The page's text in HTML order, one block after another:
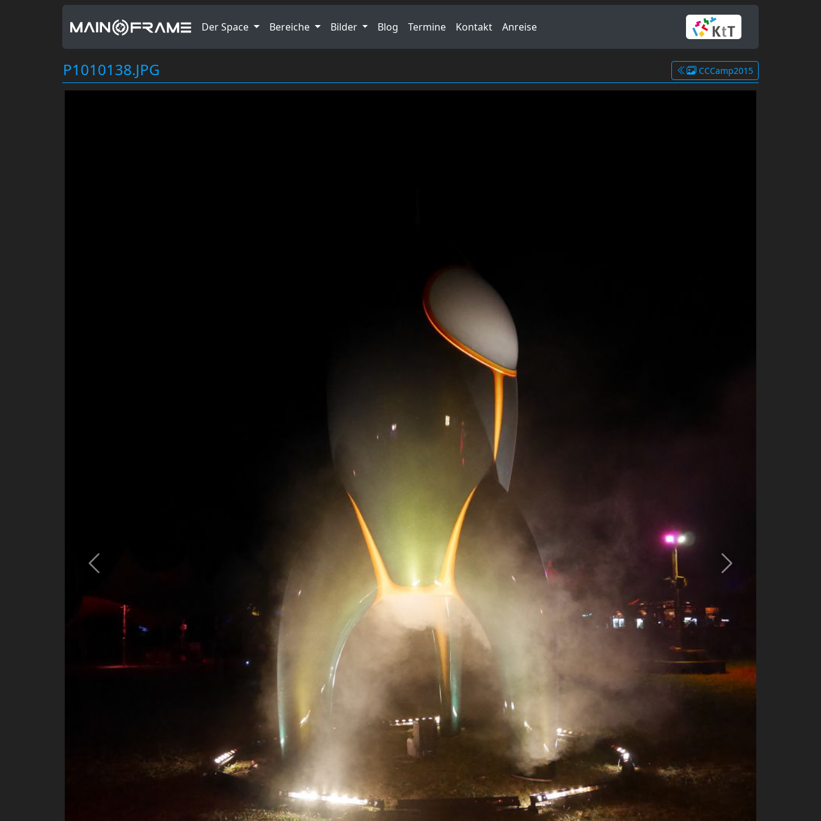
Der Space Bereiche Bilder Blog Termine Kontakt Anreise
P1010138.JPG CCCamp2015